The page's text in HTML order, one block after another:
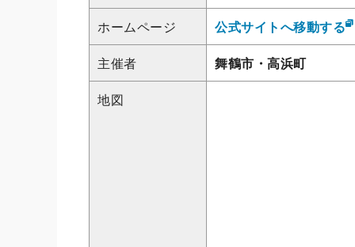
ホームページ
公式サイトへ移動する
主催者
舞鶴市・高浜町
地図